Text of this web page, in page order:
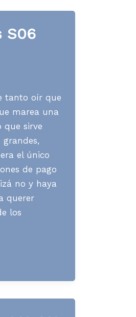
S06
tanto oír que
marea una
que sirve
el único
de pago
no y haya
querer
los